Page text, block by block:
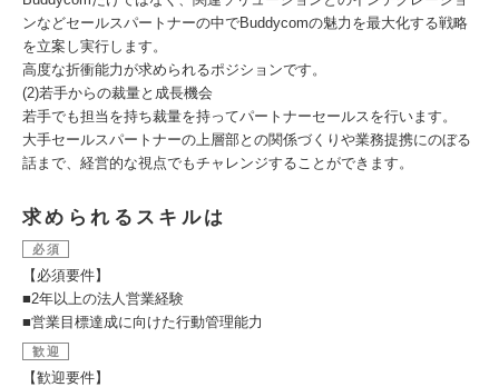
ンなどセールスパートナーの中でBuddycomの魅力を最大化する戦略
を立案し実行します。
高度な折衝能力が求められるポジションです。
(2)若手からの裁量と成長機会
若手でも担当を持ち裁量を持ってパートナーセールスを行います。
大手セールスパートナーの上層部との関係づくりや業務提携にのぼる
話まで、経営的な視点でもチャレンジすることができます。
求められるスキルは
必須
【必須要件】
■2年以上の法人営業経験
■営業目標達成に向けた行動管理能力
歓迎
【歓迎要件】